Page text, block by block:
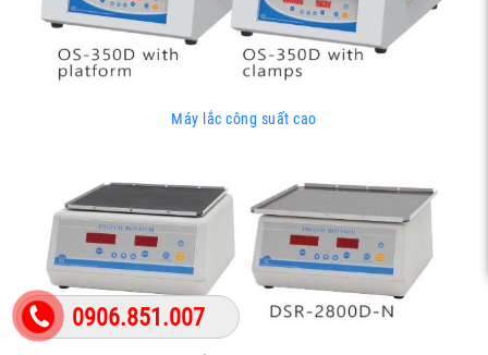
Máy lắc công suất cao
0906.851.007